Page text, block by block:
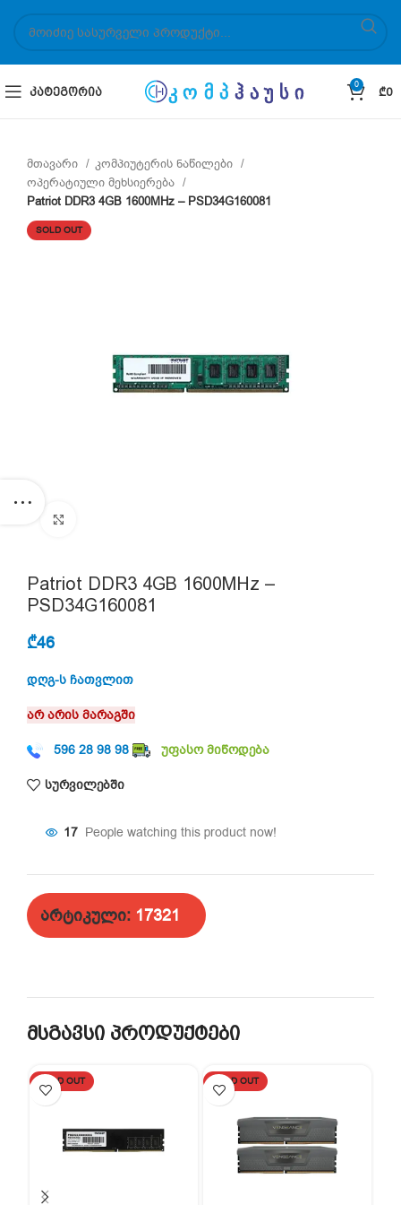
ᲙᲐᲢᲔᲒᲝᲠᲘᲐ
0
₾0
მთავარი
კომპიუტერის ნაწილები
ოპერატიული მეხსიერება
Patriot DDR3 4GB 1600MHz – PSD34G160081
SOLD OUT
Patriot DDR3 4GB 1600MHz –
PSD34G160081
₾46
დღგ-ს ჩათვლით
არ არის მარაგში
596 28 98 98 უფასო მიწოდება
სურვილებში
17 People watching this product now!
არტიკული: 17321
მსგავსი პროდუქტები
SOLD OUT SOLD OUT